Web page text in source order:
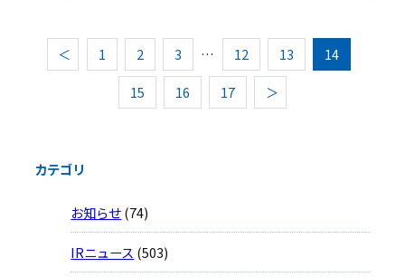
＜ 1 2 3 … 12 13
14
15
16 17 ＞
カテゴリ
お知らせ(74)
IRニュース (503)